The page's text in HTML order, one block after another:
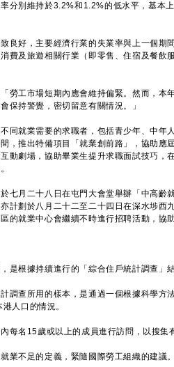
分別維持於3.2%和1.2%的低水平，基本
好，主要經濟行業的失業率與上一個期
費及旅遊相關行業（即零售、住宿及餐飲
工市場短期內應會維持偏緊。然而，本
保持警覺，密切留意有關情況。」
就業需要的求職者，包括青少年、中年
，推出特備項目「就業創前路」，協助應
動劇場，協助畢業生提升求職面試技巧，
月二十八日在屯門大會堂舉辦「中高齡
計劃於八月二十二至二十四日在深水埗西
的就業中心會繼續不時進行招聘活動，協
根據持續進行的「綜合住戶統計調查」
查所用的樣本，是通過一個根據科學方
人口的情況。
名15歲或以上的成員進行訪問，以搜集
不足的定義，緊隨國際勞工組織的建議